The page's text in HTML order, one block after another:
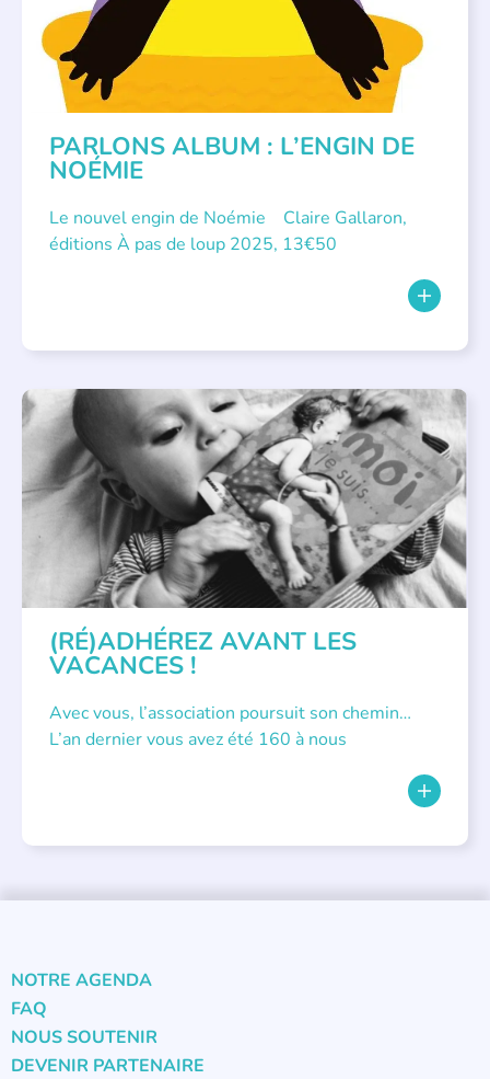
PARLONS ALBUM : L’ENGIN DE
NOÉMIE
Le nouvel engin de Noémie Claire Gallaron,
éditions À pas de loup 2025, 13€50
APPEL À SOUTIEN
(RÉ)ADHÉREZ AVANT LES
VACANCES !
Avec vous, l’association poursuit son chemin…
L’an dernier vous avez été 160 à nous
NOTRE AGENDA
FAQ
NOUS SOUTENIR
DEVENIR PARTENAIRE